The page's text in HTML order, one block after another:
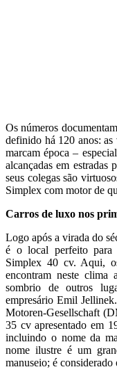
Os números
definido há 120 anos: as
marcam época –
alcançadas em estradas
seus colegas são
Simplex com motor de
Carros de luxo nos
Logo após a virada do
é o local perfeito para
Simplex 40 cv. Aqui,
encontram neste clima
sombrio de outros
empresário Emil
Motoren-Gesellschaft
35 cv apresentado em
incluindo o nome da
nome ilustre é um
manuseio; é